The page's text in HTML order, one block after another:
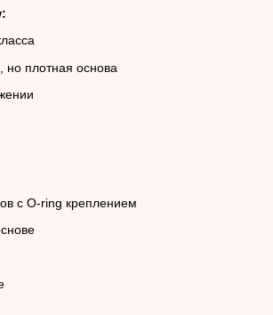
но плотная основа
с O-ring креплением